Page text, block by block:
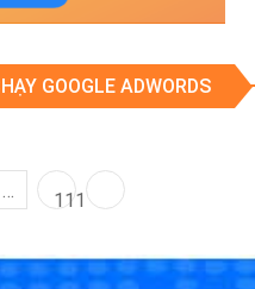
GOOGLE ADWORDS
… 111